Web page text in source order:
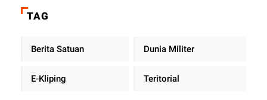
TAG
Berita Satuan Dunia Militer
E-Kliping Teritorial